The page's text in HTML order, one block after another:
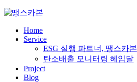
Skip
contentHome
Service
ESG 실행 파트너, 땡스카본
탄소배출 모니터링 헤임달
Project
Blog